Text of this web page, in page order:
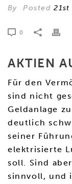
By Posted
0
AKTIEN
Für den
sind nicht
Geldanlage
deutlich
seiner
elektrisierte
soll. Sind
sinnvoll, und